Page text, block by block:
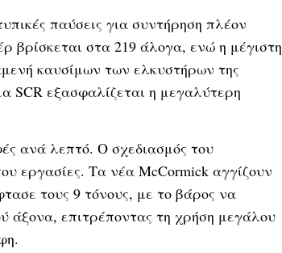
παύσεις για συντήρηση πλέον
βρίσκεται στα 219 άλογα, ενώ η μέγιστη
καυσίμων των ελκυστήρων της
SCR εξασφαλίζεται η μεγαλύτερη
ανά λεπτό. Ο σχεδιασμός του
εργασίες. Τα νέα McCormick αγγίζουν
τους 9 τόνους, με το βάρος να
άξονα, επιτρέποντας τη χρήση μεγάλου